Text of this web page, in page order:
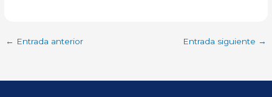
← Entrada anterior Entrada siguiente →